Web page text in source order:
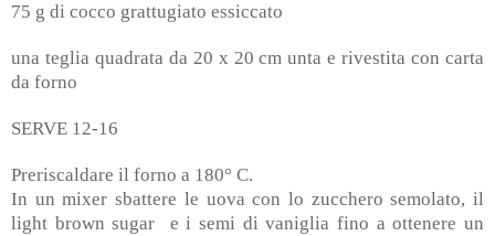
75 g di cocco grattugiato essiccato
una teglia quadrata da 20 x 20 cm unta e rivestita con carta
da forno
SERVE 12-16
Preriscaldare il forno a 180° C.
In un mixer sbattere le uova con lo zucchero semolato, il
light brown sugar e i semi di vaniglia fino a ottenere un